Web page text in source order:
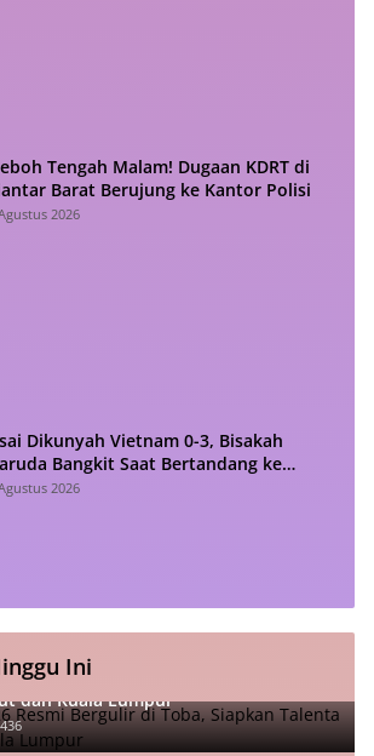
Tengah Malam! Dugaan KDRT di
Barat Berujung ke Kantor Polisi
2026
Dikunyah Vietnam 0-3, Bisakah
Bangkit Saat Bertandang ke
2026
Ini
Resmi Bergulir di Toba, Siapkan
dan Kuala Lumpur
436